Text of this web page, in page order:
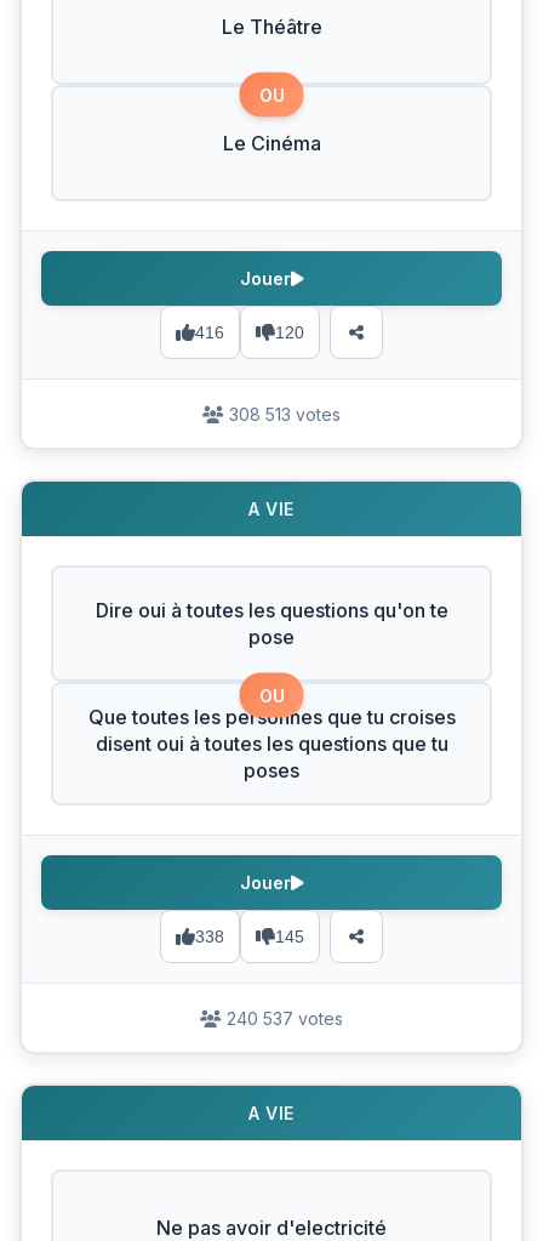
Le Théâtre
OU
Le Cinéma
416 120
Jouer
308 513 votes
A VIE
Dire oui à toutes les questions qu'on te
pose
OU
Que toutes les personnes que tu croises
disent oui à toutes les questions que tu
poses
338 145
Jouer
240 537 votes
A VIE
Ne pas avoir d'electricité